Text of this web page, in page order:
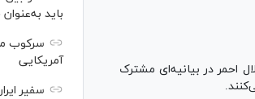
احمر در بیانیه‌ای مشترک
باید
سرکوب
آمریکایی
سفیر